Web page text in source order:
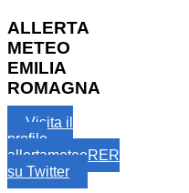
ALLERTA
METEO
EMILIA
ROMAGNA
Visita il
profilo
allertameteoRER
su Twitter